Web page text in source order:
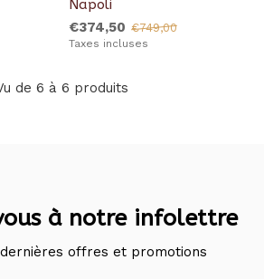
Napoli
€374,50 €749,00
Taxes incluses
de 6 à 6 produits
à notre infolettre
offres et promotions